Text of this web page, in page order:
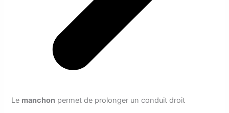
Le manchon permet de prolonger un conduit droit